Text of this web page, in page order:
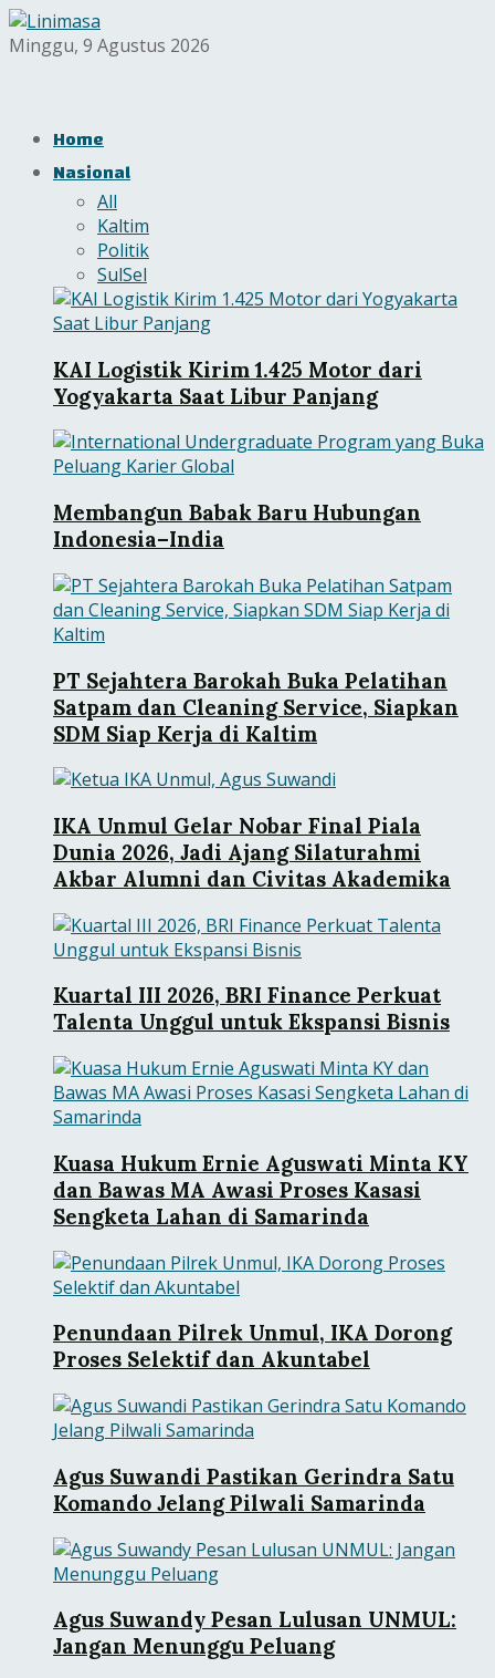
Minggu, 9 Agustus 2026
Home
Nasional
All
Kaltim
Politik
SulSel
KAI Logistik Kirim 1.425 Motor dari
Yogyakarta Saat Libur Panjang
Membangun Babak Baru Hubungan
Indonesia–India
PT Sejahtera Barokah Buka Pelatihan
Satpam dan Cleaning Service, Siapkan
SDM Siap Kerja di Kaltim
IKA Unmul Gelar Nobar Final Piala
Dunia 2026, Jadi Ajang Silaturahmi
Akbar Alumni dan Civitas Akademika
Kuartal III 2026, BRI Finance Perkuat
Talenta Unggul untuk Ekspansi Bisnis
Kuasa Hukum Ernie Aguswati Minta KY
dan Bawas MA Awasi Proses Kasasi
Sengketa Lahan di Samarinda
Penundaan Pilrek Unmul, IKA Dorong
Proses Selektif dan Akuntabel
Agus Suwandi Pastikan Gerindra Satu
Komando Jelang Pilwali Samarinda
Agus Suwandy Pesan Lulusan UNMUL:
Jangan Menunggu Peluang